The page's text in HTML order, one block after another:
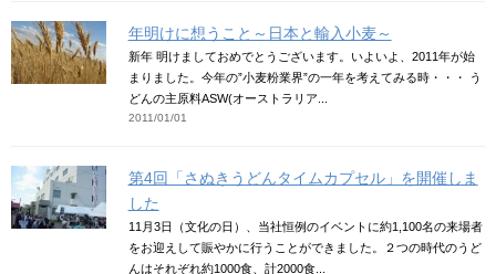
年明けに想うこと～日本と輸入小麦～
新年 明けましておめでとうございます。いよいよ、2011年が始
まりました。今年の”小麦粉業界”の一年を考えてみる時・・・ う
どんの主原料ASW(オーストラリア...
2011/01/01
第4回「さぬきうどんタイムカプセル」を開催しま
した
11月3日（文化の日）、当社恒例のイベントに約1,100名の来場者
をお迎えして賑やかに行うことができました。２つの時代のうど
んはそれぞれ約1000食、計2000食...